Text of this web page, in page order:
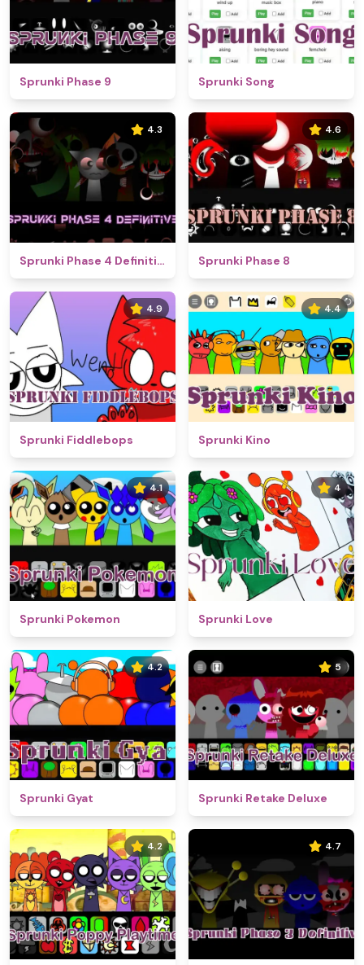
Sprunki Phase 9 Sprunki Song
4.3
Sprunki Phase 4 Definitive
4.6
Sprunki Phase 8
4.9
Sprunki Fiddlebops
4.4
Sprunki Kino
4.1
Sprunki Pokemon
4
Sprunki Love
4.2
Sprunki Gyat
5
Sprunki Retake Deluxe
4.2 4.7